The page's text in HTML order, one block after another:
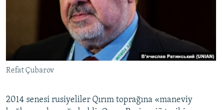
Refat Çubarov
2014 senesi rusiyeliler Qırım toprağına «maneviy